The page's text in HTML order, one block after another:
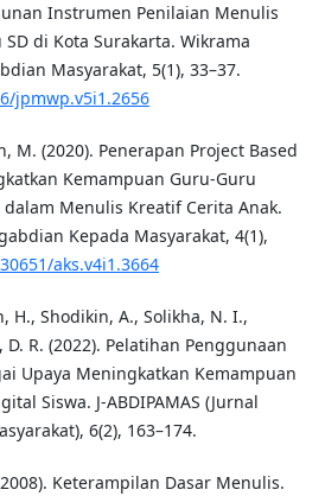
Instrumen Penilaian Menulis
di Kota Surakarta. Wikrama
Masyarakat, 5(1), 33–37.
jpmwp.v5i1.2656
M. (2020). Penerapan Project Based
Kemampuan Guru-Guru
dalam Menulis Kreatif Cerita Anak.
Kepada Masyarakat, 4(1),
aks.v4i1.3664
H., Shodikin, A., Solikha, N. I.,
R. (2022). Pelatihan Penggunaan
Upaya Meningkatkan Kemampuan
Siswa. J-ABDIPAMAS (Jurnal
6(2), 163–174.
Keterampilan Dasar Menulis.